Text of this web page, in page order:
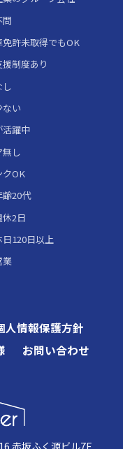
問
免許未取得でもOK
制度あり
し
ない
活躍中
無し
クOK
20代
2日
120日以上
業
人情報保護方針
お問い合わせ